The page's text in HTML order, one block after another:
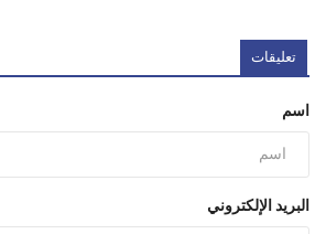
تعليقات
اسم
البريد الإلكتروني